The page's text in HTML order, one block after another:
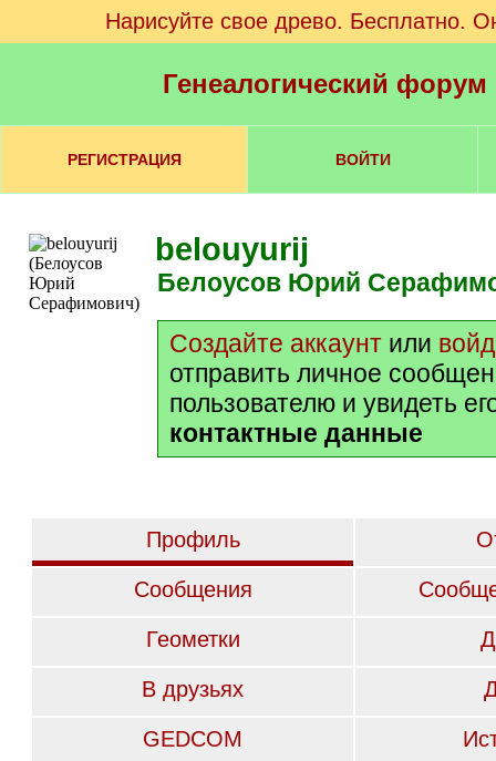
Нарисуйте свое древо. Бесплатно.
Генеалогический
РЕГИСТРАЦИЯ ВОЙТИ
belouyurij
Белоусов Юрий
Создайте аккаунт или
отправить личное
пользователю и увидеть
контактные данные
Профиль
Сообщения
Геометки
В друзьях
GEDCOM